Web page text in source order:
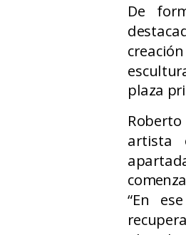
De
plaza
artista
“En